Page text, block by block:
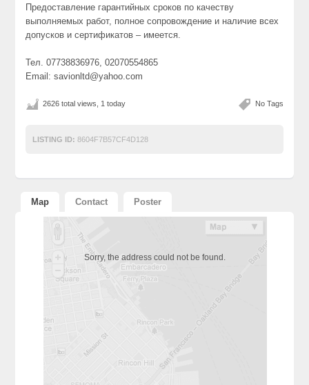
Предоставление гарантийных сроков по качеству
выполняемых работ, полное сопровождение и наличие всех
допусков и сертификатов – имеется.
Тел. 07738836976, 02070554865
Email: savionltd@yahoo.com
No Tags
2626 total views, 1 today
LISTING ID: 8604F7B57CF4D128
Map Contact Poster
Sorry, the address could not be found.